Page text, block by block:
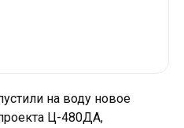
на воду новое
Ц-480ДА,